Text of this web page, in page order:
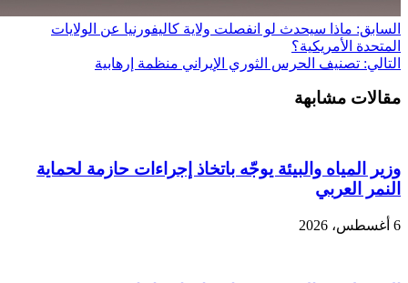
السابق: ماذا سيحدث لو انفصلت ولاية كاليفورنيا عن الولايات
المتحدة الأمريكية؟
التالي: تصنيف الحرس الثوري الإيراني منظمة إرهابية
مقالات مشابهة
وزير المياه والبيئة يوجّه باتخاذ إجراءات حازمة لحماية
النمر العربي
6 أغسطس، 2026